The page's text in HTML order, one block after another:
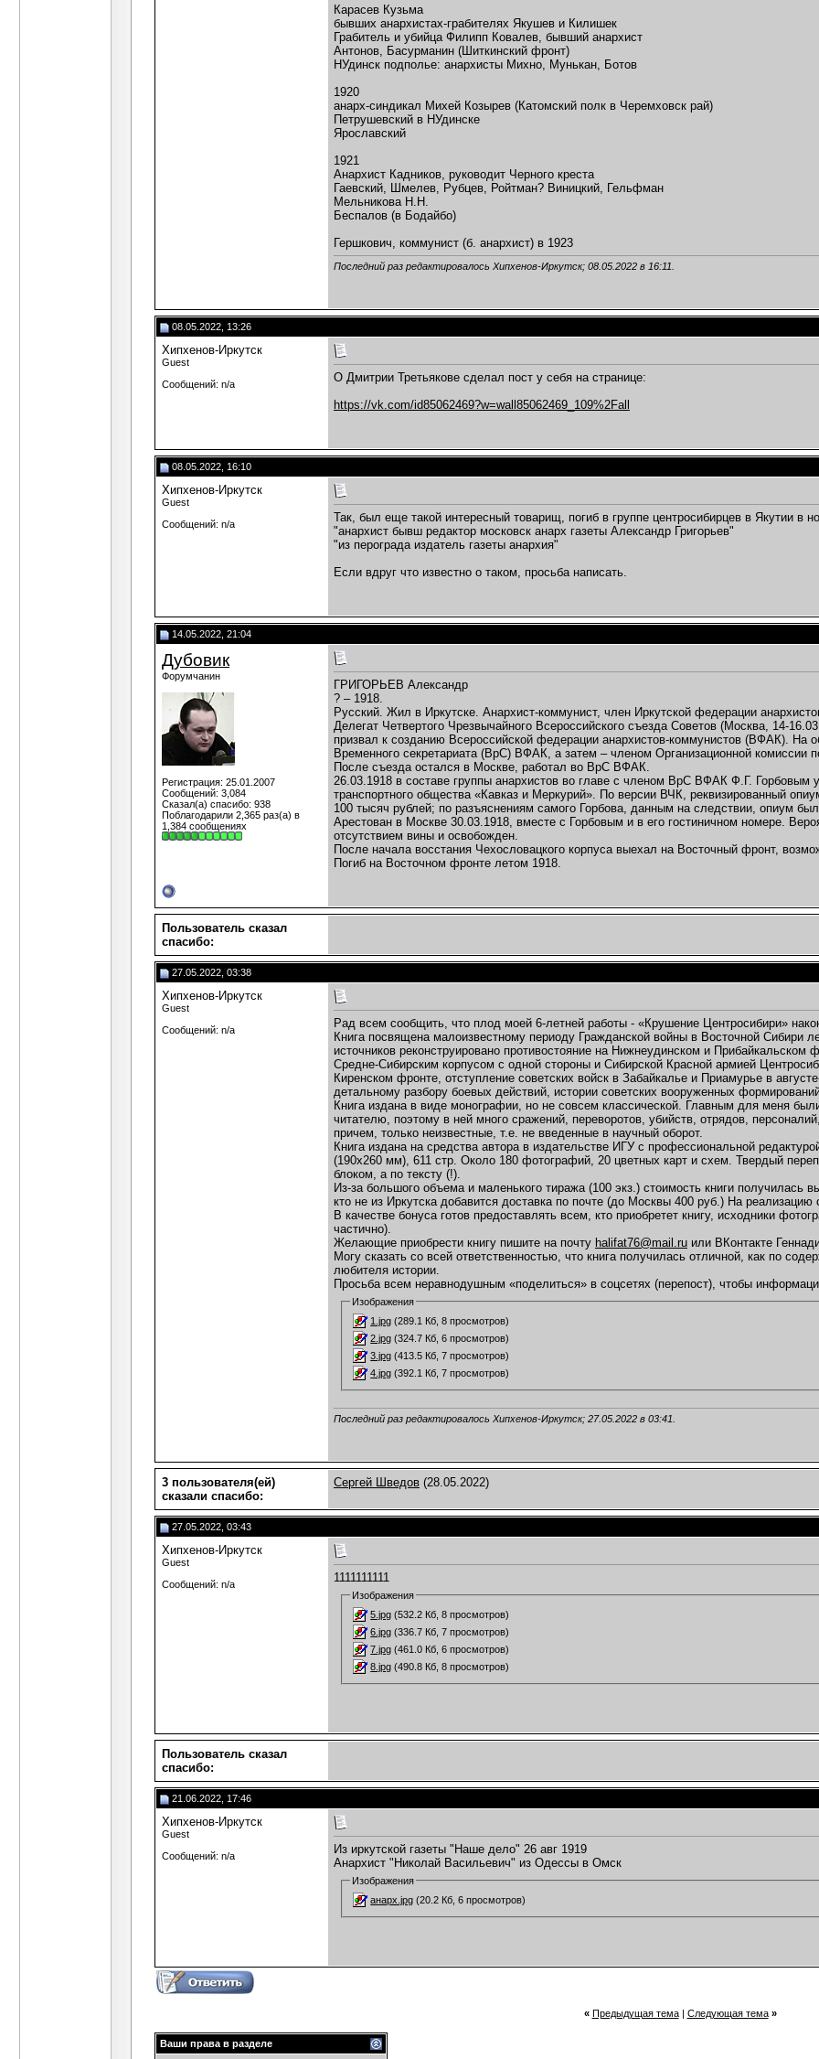
Карасев Кузьма
бывших анархистах-грабителях Якушев и Килишек
Грабитель и убийца Филипп Ковалев, бывший анархист
Антонов, Басурманин (Шиткинский фронт)
НУдинск подполье: анархисты Михно, Мунькан, Ботов
1920
анарх-синдикал Михей Козырев (Катомский полк в Черемховск рай)
Петрушевский в НУдинске
Ярославский
1921
Анархист Кадников, руководит Черного креста
Гаевский, Шмелев, Рубцев, Ройтман? Виницкий, Гельфман
Мельникова Н.Н.
Беспалов (в Бодайбо)
Гершкович, коммунист (б. анархист) в 1923
Последний раз редактировалось Хипхенов-Иркутск; 08.05.2022 в 16:11
08.05.2022, 13:26
Хипхенов-Иркутск
Guest
Сообщений: n/a
О Дмитрии Третьякове сделал пост у себя на странице:
https://vk.com/id85062469?w=wall85062469_109%2Fall
08.05.2022, 16:10
Хипхенов-Иркутск
Guest
Сообщений: n/a
Так, был еще такой интересный товарищ, погиб в группе центросибирцев в Якутии в
"анархист бывш редактор московск анарх газеты Александр Григорьев"
"из перограда издатель газеты анархия"
Если вдруг что известно о таком, просьба написать.
14.05.2022, 21:04
Дубовик
Форумчанин
Регистрация: 25.01.2007
Сообщений: 3,084
Сказал(а) спасибо: 938
Поблагодарили 2,365 раз(а) в
1,384 сообщениях
ГРИГОРЬЕВ Александр
? – 1918.
Русский. Жил в Иркутске. Анархист-коммунист, член Иркутской федерации
Делегат Четвертого Чрезвычайного Всероссийского съезда Советов (Москва, 14-
призвал к созданию Всероссийской федерации анархистов-коммунистов (ВФАК). На
Временного секретариата (ВрС) ВФАК, а затем – членом Организационной комиссии
После съезда остался в Москве, работал во ВрС ВФАК.
26.03.1918 в составе группы анархистов во главе с членом ВрС ВФАК Ф.Г. Горбовым
транспортного общества «Кавказ и Меркурий». По версии ВЧК, реквизированный
100 тысяч рублей; по разъяснениям самого Горбова, данным на следствии, опиум
Арестован в Москве 30.03.1918, вместе с Горбовым и в его гостиничном номере.
отсутствием вины и освобожден.
После начала восстания Чехословацкого корпуса выехал на Восточный фронт,
Погиб на Восточном фронте летом 1918.
Пользователь сказал
cпасибо:
27.05.2022, 03:38
Хипхенов-Иркутск
Guest
Сообщений: n/a
Рад всем сообщить, что плод моей 6-летней работы - «Крушение Центросибири»
Книга посвящена малоизвестному периоду Гражданской войны в Восточной Сибири
источников реконструировано противостояние на Нижнеудинском и
Средне-Сибирским корпусом с одной стороны и Сибирской Красной армией
Киренском фронте, отступление советских войск в Забайкалье и Приамурье в
детальному разбору боевых действий, истории советских вооруженных
Книга издана в виде монографии, но не совсем классической. Главным для меня
читателю, поэтому в ней много сражений, переворотов, убийств, отрядов,
причем, только неизвестные, т.е. не введенные в научный оборот.
Книга издана на средства автора в издательстве ИГУ с профессиональной
(190х260 мм), 611 стр. Около 180 фотографий, 20 цветных карт и схем. Твердый
блоком, а по тексту (!).
Из-за большого объема и маленького тиража (100 экз.) стоимость книги получилась
кто не из Иркутска добавится доставка по почте (до Москвы 400 руб.) На реализацию
В качестве бонуса готов предоставлять всем, кто приобретет книгу, исходники
частично).
Желающие приобрести книгу пишите на почту halifat76@mail.ru или ВКонтакте
Могу сказать со всей ответственностью, что книга получилась отличной, как по
любителя истории.
Просьба всем неравнодушным «поделиться» в соцсетях (перепост), чтобы
Изображения
1.jpg (289.1 Кб, 8 просмотров)
2.jpg (324.7 Кб, 6 просмотров)
3.jpg (413.5 Кб, 7 просмотров)
4.jpg (392.1 Кб, 7 просмотров)
Последний раз редактировалось Хипхенов-Иркутск; 27.05.2022 в 03:41
3 пользователя(ей)
сказали cпасибо:
Сергей Шведов (28.05.2022)
27.05.2022, 03:43
Хипхенов-Иркутск
Guest
Сообщений: n/a
1111111111
Изображения
5.jpg (532.2 Кб, 8 просмотров)
6.jpg (336.7 Кб, 7 просмотров)
7.jpg (461.0 Кб, 6 просмотров)
8.jpg (490.8 Кб, 8 просмотров)
Пользователь сказал
cпасибо:
21.06.2022, 17:46
Хипхенов-Иркутск
Guest
Сообщений: n/a
Из иркутской газеты "Наше дело" 26 авг 1919
Анархист "Николай Васильевич" из Одессы в Омск
Изображения
анарх.jpg (20.2 Кб, 6 просмотров)
« Предыдущая тема| Следующая тема »
Ваши права в разделе